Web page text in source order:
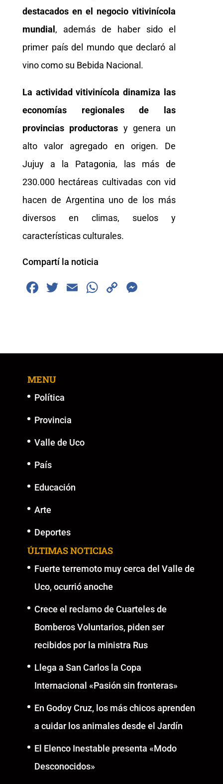
destacados en el negocio vitivinícola
mundial , además de haber sido el
primer país del mundo que declaró al
vino como su Bebida Nacional.
La actividad vitivinícola dinamiza las
economías regionales de las
provincias productoras y genera un
alto valor agregado en origen. De
Jujuy a la Patagonia, las más de
230.000 hectáreas cultivadas con vid
hacen de Argentina uno de los más
diversos en climas, suelos y
características culturales.
Compartí la noticia
F
b
o
k
T
E
W
A
C
Li n
MENU
Política
Provincia
Valle de Uco
País
Educación
Arte
Deportes
ÚLTIMAS NOTICIAS
Fuerte terremoto muy cerca del Valle de
Uco, ocurrió anoche
Crece el reclamo de Cuarteles de
Bomberos Voluntarios, piden ser
recibidos por la ministra Rus
Llega a San Carlos la Copa
Internacional «Pasión sin fronteras»
En Godoy Cruz, los más chicos aprenden
a cuidar los animales desde el Jardín
El Elenco Inestable presenta «Modo
Desconocidos»